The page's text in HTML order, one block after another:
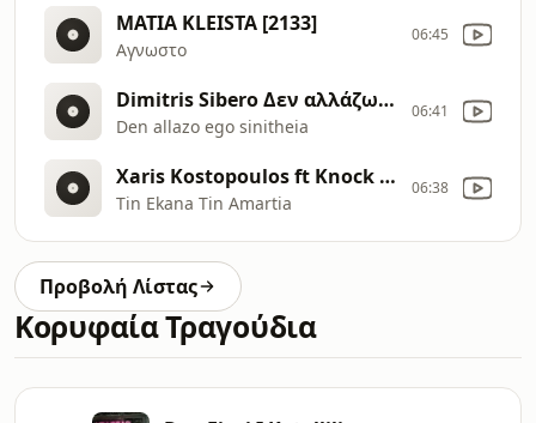
MATIA KLEISTA [2133]
Αγνωστο
06:45
Dimitris Sibero Δεν αλλάζω εγώ συνήθεια
Den allazo ego sinitheia
06:41
Xaris Kostopoulos ft Knock Out New Single 2013 [215k]
Tin Ekana Tin Amartia
06:38
Προβολή Λίστας
Κορυφαία Τραγούδια